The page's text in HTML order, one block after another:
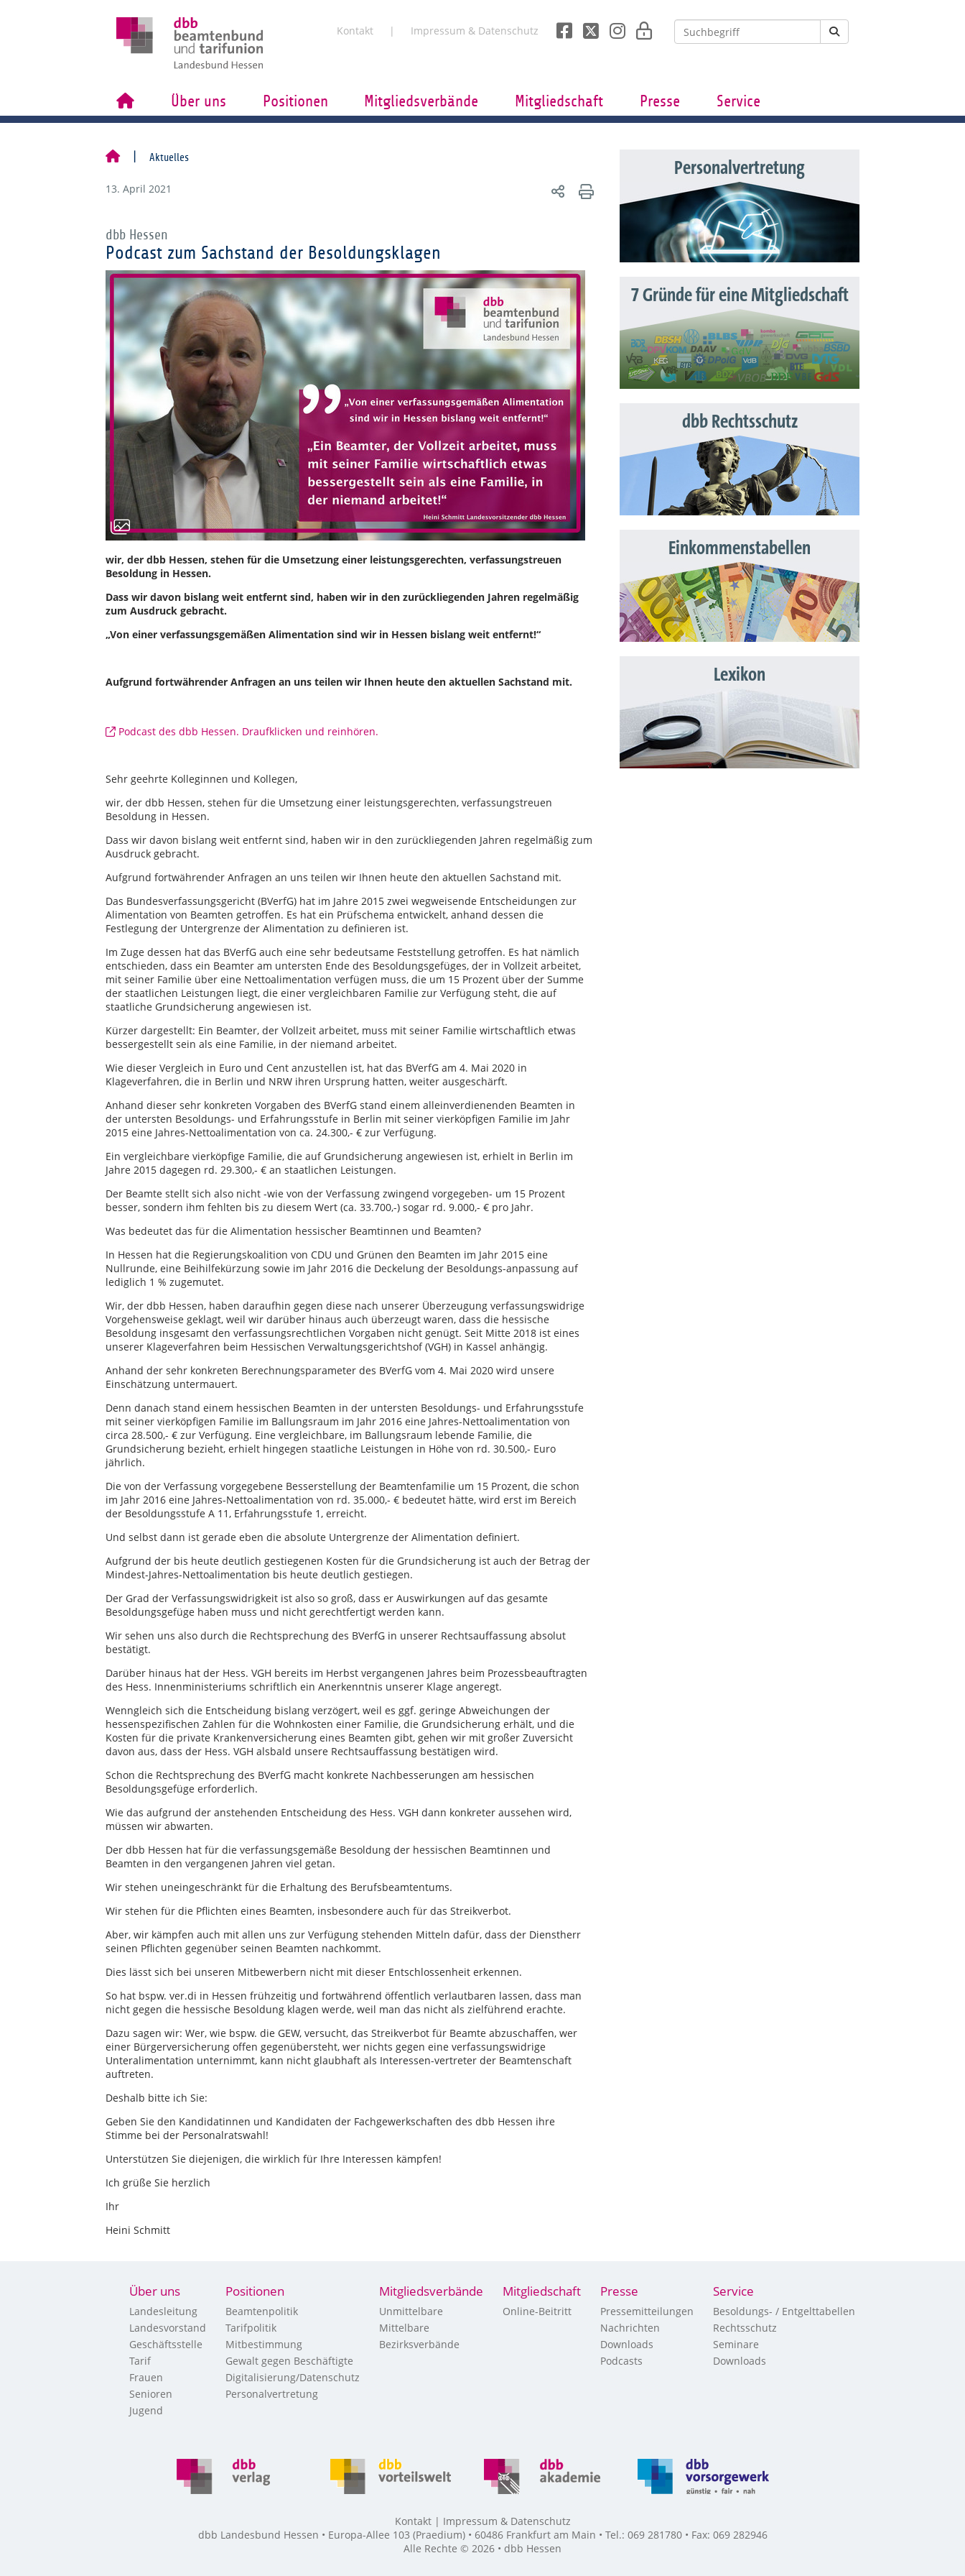
Kontakt Impressum & Datenschutz
Über uns Positionen Mitgliedsverbände Mitgliedschaft Presse Service
Aktuelles
13. April 2021
dbb Hessen
Podcast zum Sachstand der Besoldungsklagen
wir, der dbb Hessen, stehen für die Umsetzung einer leistungsgerechten, verfassungstreuen
Besoldung in Hessen.
Dass wir davon bislang weit entfernt sind, haben wir in den zurückliegenden Jahren regelmäßig
zum Ausdruck gebracht.
„Von einer verfassungsgemäßen Alimentation sind wir in Hessen bislang weit entfernt!“
Aufgrund fortwährender Anfragen an uns teilen wir Ihnen heute den aktuellen Sachstand mit.
Podcast des dbb Hessen. Draufklicken und reinhören.
Sehr geehrte Kolleginnen und Kollegen,
wir, der dbb Hessen, stehen für die Umsetzung einer leistungsgerechten, verfassungstreuen
Besoldung in Hessen.
Dass wir davon bislang weit entfernt sind, haben wir in den zurückliegenden Jahren regelmäßig zum
Ausdruck gebracht.
Aufgrund fortwährender Anfragen an uns teilen wir Ihnen heute den aktuellen Sachstand mit.
Das Bundesverfassungsgericht (BVerfG) hat im Jahre 2015 zwei wegweisende Entscheidungen zur
Alimentation von Beamten getroffen. Es hat ein Prüfschema entwickelt, anhand dessen die
Festlegung der Untergrenze der Alimentation zu definieren ist.
Im Zuge dessen hat das BVerfG auch eine sehr bedeutsame Feststellung getroffen. Es hat nämlich
entschieden, dass ein Beamter am untersten Ende des Besoldungsgefüges, der in Vollzeit arbeitet,
mit seiner Familie über eine Nettoalimentation verfügen muss, die um 15 Prozent über der Summe
der staatlichen Leistungen liegt, die einer vergleichbaren Familie zur Verfügung steht, die auf
staatliche Grundsicherung angewiesen ist.
Kürzer dargestellt: Ein Beamter, der Vollzeit arbeitet, muss mit seiner Familie wirtschaftlich etwas
bessergestellt sein als eine Familie, in der niemand arbeitet.
Wie dieser Vergleich in Euro und Cent anzustellen ist, hat das BVerfG am 4. Mai 2020 in
Klageverfahren, die in Berlin und NRW ihren Ursprung hatten, weiter ausgeschärft.
Anhand dieser sehr konkreten Vorgaben des BVerfG stand einem alleinverdienenden Beamten in
der untersten Besoldungs- und Erfahrungsstufe in Berlin mit seiner vierköpfigen Familie im Jahr
2015 eine Jahres-Nettoalimentation von ca. 24.300,- € zur Verfügung.
Ein vergleichbare vierköpfige Familie, die auf Grundsicherung angewiesen ist, erhielt in Berlin im
Jahre 2015 dagegen rd. 29.300,- € an staatlichen Leistungen.
Der Beamte stellt sich also nicht -wie von der Verfassung zwingend vorgegeben- um 15 Prozent
besser, sondern ihm fehlten bis zu diesem Wert (ca. 33.700,-) sogar rd. 9.000,- € pro Jahr.
Was bedeutet das für die Alimentation hessischer Beamtinnen und Beamten?
In Hessen hat die Regierungskoalition von CDU und Grünen den Beamten im Jahr 2015 eine
Nullrunde, eine Beihilfekürzung sowie im Jahr 2016 die Deckelung der Besoldungs-anpassung auf
lediglich 1 % zugemutet.
Wir, der dbb Hessen, haben daraufhin gegen diese nach unserer Überzeugung verfassungswidrige
Vorgehensweise geklagt, weil wir darüber hinaus auch überzeugt waren, dass die hessische
Besoldung insgesamt den verfassungsrechtlichen Vorgaben nicht genügt. Seit Mitte 2018 ist eines
unserer Klageverfahren beim Hessischen Verwaltungsgerichtshof (VGH) in Kassel anhängig.
Anhand der sehr konkreten Berechnungsparameter des BVerfG vom 4. Mai 2020 wird unsere
Einschätzung untermauert.
Denn danach stand einem hessischen Beamten in der untersten Besoldungs- und Erfahrungsstufe
mit seiner vierköpfigen Familie im Ballungsraum im Jahr 2016 eine Jahres-Nettoalimentation von
circa 28.500,- € zur Verfügung. Eine vergleichbare, im Ballungsraum lebende Familie, die
Grundsicherung bezieht, erhielt hingegen staatliche Leistungen in Höhe von rd. 30.500,- Euro
jährlich.
Die von der Verfassung vorgegebene Besserstellung der Beamtenfamilie um 15 Prozent, die schon
im Jahr 2016 eine Jahres-Nettoalimentation von rd. 35.000,- € bedeutet hätte, wird erst im Bereich
der Besoldungsstufe A 11, Erfahrungsstufe 1, erreicht.
Und selbst dann ist gerade eben die absolute Untergrenze der Alimentation definiert.
Aufgrund der bis heute deutlich gestiegenen Kosten für die Grundsicherung ist auch der Betrag der
Mindest-Jahres-Nettoalimentation bis heute deutlich gestiegen.
Der Grad der Verfassungswidrigkeit ist also so groß, dass er Auswirkungen auf das gesamte
Besoldungsgefüge haben muss und nicht gerechtfertigt werden kann.
Wir sehen uns also durch die Rechtsprechung des BVerfG in unserer Rechtsauffassung absolut
bestätigt.
Darüber hinaus hat der Hess. VGH bereits im Herbst vergangenen Jahres beim Prozessbeauftragten
des Hess. Innenministeriums schriftlich ein Anerkenntnis unserer Klage angeregt.
Wenngleich sich die Entscheidung bislang verzögert, weil es ggf. geringe Abweichungen der
hessenspezifischen Zahlen für die Wohnkosten einer Familie, die Grundsicherung erhält, und die
Kosten für die private Krankenversicherung eines Beamten gibt, gehen wir mit großer Zuversicht
davon aus, dass der Hess. VGH alsbald unsere Rechtsauffassung bestätigen wird.
Schon die Rechtsprechung des BVerfG macht konkrete Nachbesserungen am hessischen
Besoldungsgefüge erforderlich.
Wie das aufgrund der anstehenden Entscheidung des Hess. VGH dann konkreter aussehen wird,
müssen wir abwarten.
Der dbb Hessen hat für die verfassungsgemäße Besoldung der hessischen Beamtinnen und
Beamten in den vergangenen Jahren viel getan.
Wir stehen uneingeschränkt für die Erhaltung des Berufsbeamtentums.
Wir stehen für die Pflichten eines Beamten, insbesondere auch für das Streikverbot.
Aber, wir kämpfen auch mit allen uns zur Verfügung stehenden Mitteln dafür, dass der Dienstherr
seinen Pflichten gegenüber seinen Beamten nachkommt.
Dies lässt sich bei unseren Mitbewerbern nicht mit dieser Entschlossenheit erkennen.
So hat bspw. ver.di in Hessen frühzeitig und fortwährend öffentlich verlautbaren lassen, dass man
nicht gegen die hessische Besoldung klagen werde, weil man das nicht als zielführend erachte.
Dazu sagen wir: Wer, wie bspw. die GEW, versucht, das Streikverbot für Beamte abzuschaffen, wer
einer Bürgerversicherung offen gegenübersteht, wer nichts gegen eine verfassungswidrige
Unteralimentation unternimmt, kann nicht glaubhaft als Interessen-vertreter der Beamtenschaft
auftreten.
Deshalb bitte ich Sie:
Geben Sie den Kandidatinnen und Kandidaten der Fachgewerkschaften des dbb Hessen ihre
Stimme bei der Personalratswahl!
Unterstützen Sie diejenigen, die wirklich für Ihre Interessen kämpfen!
Ich grüße Sie herzlich
Ihr
Heini Schmitt
Personalvertretung
7 Gründe für eine Mitgliedschaft
dbb Rechtsschutz
Einkommenstabellen
Lexikon
Über uns
Landesleitung
Landesvorstand
Geschäftsstelle
Tarif
Frauen
Senioren
Jugend
Positionen
Beamtenpolitik
Tarifpolitik
Mitbestimmung
Gewalt gegen Beschäftigte
Digitalisierung/Datenschutz
Personalvertretung
Mitgliedsverbände
Unmittelbare
Mittelbare
Bezirksverbände
Mitgliedschaft
Online-Beitritt
Presse
Pressemitteilungen
Nachrichten
Downloads
Podcasts
Service
Besoldungs- / Entgelttabellen
Rechtsschutz
Seminare
Downloads
Kontakt
Impressum & Datenschutz
dbb Landesbund Hessen • Europa-Allee 103 (Praedium) • 60486 Frankfurt am Main • Tel.: 069 281780 • Fax: 069 282946
Alle Rechte © 2026 • dbb Hessen